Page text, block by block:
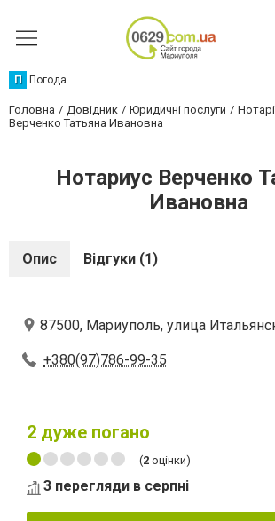
П Погода
Головна Довідник Юридичні послуги
Верченко Татьяна Ивановна
Нотариус Верченко
Ивановна
Опис Відгуки (1)
87500, Мариуполь, улица
+380(97)786-99-35
2 дуже погано
(2 оцінки)
3 перегляди в серпні